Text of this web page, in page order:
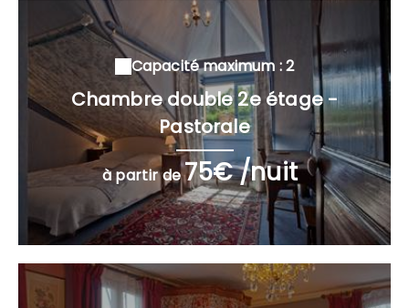
Capacité maximum : 2
Chambre double 2e étage -
Pastorale
à partir de75€ /nuit